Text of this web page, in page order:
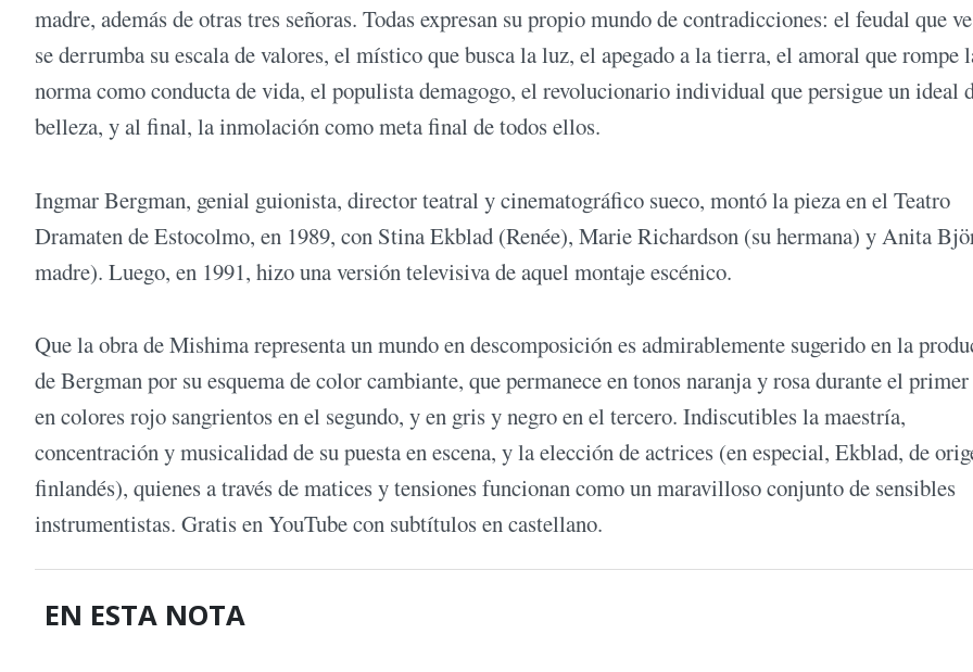
madre, además de otras tres señoras. Todas expresan su propio mundo de contradicciones: el feudal que
se derrumba su escala de valores, el místico que busca la luz, el apegado a la tierra, el amoral que rompe
norma como conducta de vida, el populista demagogo, el revolucionario individual que persigue un ideal
belleza, y al final, la inmolación como meta final de todos ellos.
Ingmar Bergman, genial guionista, director teatral y cinematográfico sueco, montó la pieza en el Teatro
Dramaten de Estocolmo, en 1989, con Stina Ekblad (Renée), Marie Richardson (su hermana) y Anita
madre). Luego, en 1991, hizo una versión televisiva de aquel montaje escénico.
Que la obra de Mishima representa un mundo en descomposición es admirablemente sugerido en la
de Bergman por su esquema de color cambiante, que permanece en tonos naranja y rosa durante el
en colores rojo sangrientos en el segundo, y en gris y negro en el tercero. Indiscutibles la maestría,
concentración y musicalidad de su puesta en escena, y la elección de actrices (en especial, Ekblad, de
finlandés), quienes a través de matices y tensiones funcionan como un maravilloso conjunto de sensibles
instrumentistas. Gratis en YouTube con subtítulos en castellano.
EN ESTA NOTA